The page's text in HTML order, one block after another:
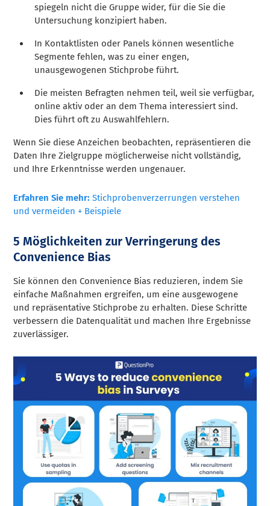
spiegeln nicht die Gruppe wider, für die Sie die
Untersuchung konzipiert haben.
In Kontaktlisten oder Panels können wesentliche
Segmente fehlen, was zu einer engen,
unausgewogenen Stichprobe führt.
Die meisten Befragten nehmen teil, weil sie verfügbar,
online aktiv oder an dem Thema interessiert sind.
Dies führt oft zu Auswahlfehlern.
Wenn Sie diese Anzeichen beobachten, repräsentieren die
Daten Ihre Zielgruppe möglicherweise nicht vollständig,
und Ihre Erkenntnisse werden ungenauer.
Erfahren Sie mehr: Stichprobenverzerrungen verstehen
und vermeiden + Beispiele
5 Möglichkeiten zur Verringerung des
Convenience Bias
Sie können den Convenience Bias reduzieren, indem Sie
einfache Maßnahmen ergreifen, um eine ausgewogene
und repräsentative Stichprobe zu erhalten. Diese Schritte
verbessern die Datenqualität und machen Ihre Ergebnisse
zuverlässiger.